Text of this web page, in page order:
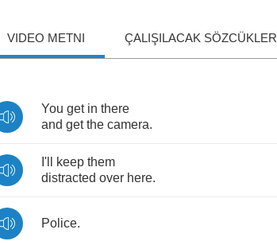
VIDEO METNI ÇALIŞILACAK SÖZCÜKLER
You get in there
and get the camera.
I'll keep them
distracted over here.
Police.